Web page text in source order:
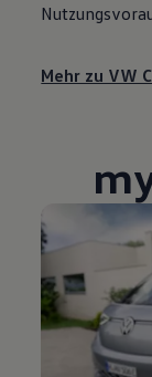
Mehr zu VW